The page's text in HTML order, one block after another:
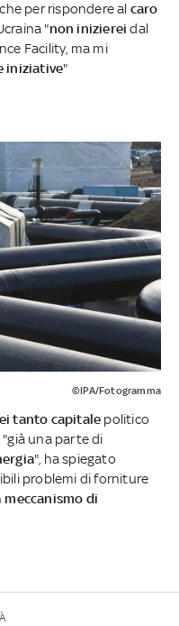
per rispondere al caro
"non inizierei dal
Facility, ma mi
iniziative"
©IPA/Fotogramma
tanto capitale politico
"già una parte di
", ha spiegato
problemi di forniture
meccanismo di